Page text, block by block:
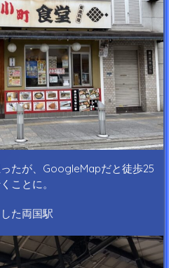
たが、GoogleMapだと徒歩25
ことに。
た両国駅